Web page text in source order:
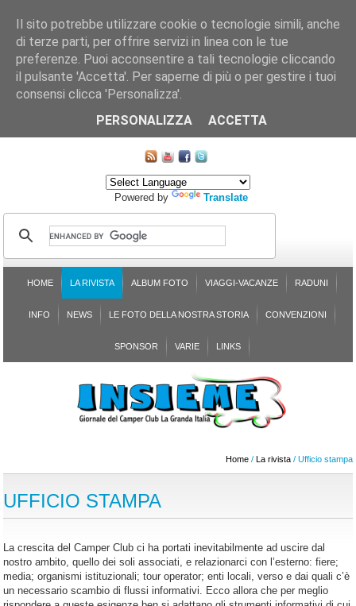
CHI SIAMO LE SEZIONI ASSICURGRANDA
ISCRIZIONE L'AVVOCATO RISPONDE SONDAGGI
Powered by Translate
HOME LA RIVISTA ALBUM FOTO VIAGGI-VACANZE RADUNI
INFO NEWS LE FOTO DELLA NOSTRA STORIA CONVENZIONI
SPONSOR VARIE LINKS
Home/ La rivista/ Ufficio stampa
UFFICIO STAMPA
La crescita del Camper Club ci ha portati inevitabilmente ad uscire dal
nostro ambito, quello dei soli associati, e relazionarci con l’esterno: fiere;
media; organismi istituzionali; tour operator; enti locali, verso e dai quali c’è
un necessario scambio di flussi informativi. Ecco allora che per meglio
Il sito potrebbe utilizzare cookie o tecnologie simili, anche
di terze parti, per offrire servizi in linea con le tue
preferenze. Puoi acconsentire a tali tecnologie cliccando
il pulsante 'Accetta'. Per saperne di più o per gestire i tuoi
consensi clicca 'Personalizza'.
PERSONALIZZA
ACCETTA